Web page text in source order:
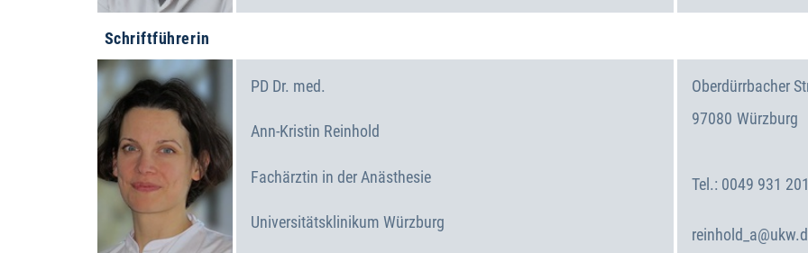
Schriftführerin
PD Dr. med.
Ann-Kristin Reinhold
Fachärztin in der Anästhesie
Universitätsklinikum Würzburg
Oberdürrbacher
97080 Würzburg
0049 931